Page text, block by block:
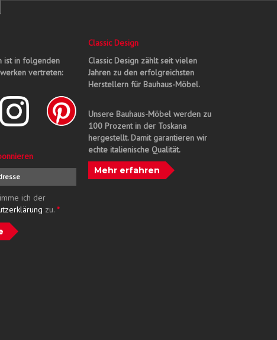
ist in folgenden
vertreten:
ich der
zu. *
Classic Design
Classic Design zählt seit vielen
Jahren zu den erfolgreichsten
Herstellern für Bauhaus-Möbel.
Unsere Bauhaus-Möbel werden zu
100 Prozent in der Toskana
hergestellt. Damit garantieren wir
echte italienische Qualität.
Mehr erfahren